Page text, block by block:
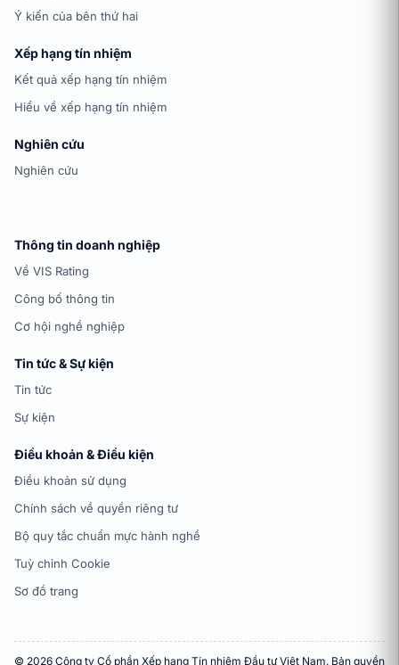
Ý kiến của bên thứ hai
Xếp hạng tín nhiệm
Kết quả xếp hạng tín nhiệm
Hiểu về xếp hạng tín nhiệm
Nghiên cứu
Nghiên cứu
Thông tin doanh nghiệp
Về VIS Rating
Công bố thông tin
Cơ hội nghề nghiệp
Tin tức & Sự kiện
Tin tức
Sự kiện
Điều khoản & Điều kiện
Điều khoản sử dụng
Chính sách về quyền riêng tư
Bộ quy tắc chuẩn mực hành nghề
Tuỳ chỉnh Cookie
Sơ đồ trang
© 2026 Công ty Cổ phần Xếp hạng Tín nhiệm Đầu tư Việt Nam. Bản quyền